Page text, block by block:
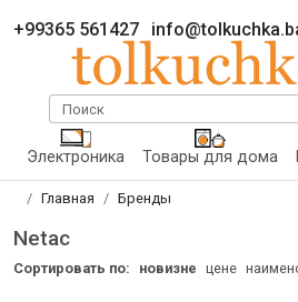
+99365 561427
Поиск
Электроника Товары для дома
Главная Бренды
Netac
Сортировать по: новизне цене